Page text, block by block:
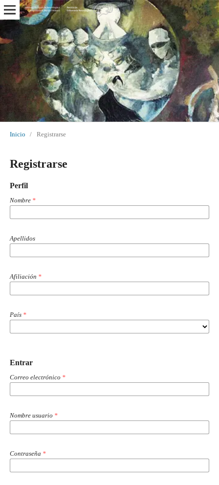
Inicio / Registrarse
Registrarse
Perfil
Nombre *
Apellidos
Afiliación *
País *
Entrar
Correo electrónico *
Nombre usuario *
Contraseña *